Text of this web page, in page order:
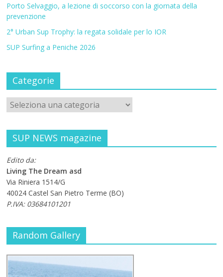
Porto Selvaggio, a lezione di soccorso con la giornata della
prevenzione
2° Urban Sup Trophy: la regata solidale per lo IOR
SUP Surfing a Peniche 2026
Categorie
SUP NEWS magazine
Edito da:
Living The Dream asd
Via Riniera 1514/G
40024 Castel San Pietro Terme (BO)
P.IVA: 03684101201
Random Gallery